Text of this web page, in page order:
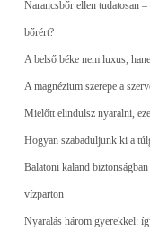
Narancsbőr ellen tudatosan
bőrért?
A belső béke nem luxus,
A magnézium szerepe a
Mielőtt elindulsz nyaralni,
Hogyan szabaduljunk ki a
Balatoni kaland
vízparton
Nyaralás három gyerekkel: